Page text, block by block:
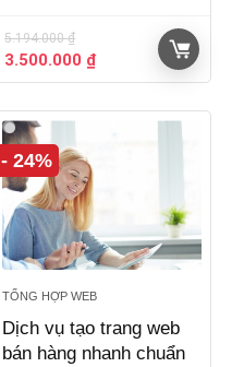
5.194.000₫
Giá
gốc
5.194.000 ₫.
3.500.000 ₫Giá
hiện
- 24%
TỔNG HỢP WEB
Dịch vụ tạo trang web
bán hàng nhanh chuẩn